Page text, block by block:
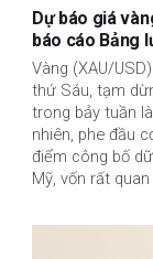
Dự báo giá
báo cáo Bảng
Vàng (XAU/
thứ Sáu, tạm
trong bảy tuần
nhiên, phe đầu
điểm công bố
Mỹ, vốn rất